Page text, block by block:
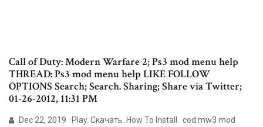
Call of Duty: Modern Warfare 2; Ps3 mod menu help
THREAD: Ps3 mod menu help LIKE FOLLOW
OPTIONS Search; Search. Sharing; Share via Twitter;
01-26-2012, 11:31 PM
Dec 22, 2019 · Play. Скачать. How To Install . cod mw3 mod